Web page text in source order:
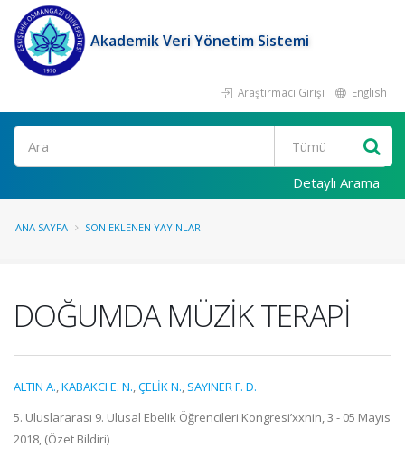
Akademik Veri Yönetim Sistemi
Araştırmacı Girişi English
Ara
Detaylı Arama
ANA SAYFA SON EKLENEN YAYINLAR
DOĞUMDA MÜZİK TERAPİ
ALTIN A.,KABAKCI E. N.,ÇELİK N., SAYINER F. D.
5. Uluslararası 9. Ulusal Ebelik Öğrencileri Kongresi’xxnin, 3 - 05 Mayıs
2018, (Özet Bildiri)